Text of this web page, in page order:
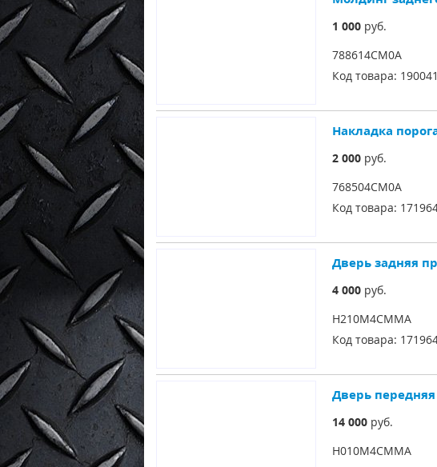
1 000руб.
788614СM0A
Код товара:
Накладка
2 000руб.
768504CM0A
Код товара:
Дверь задняя
4 000руб.
H210M4CMMA
Код товара:
Дверь
14 000руб.
H010M4CMMA